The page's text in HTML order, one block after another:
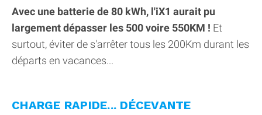
Avec une batterie de 80 kWh, l'iX1 aurait pu
largement dépasser les 500 voire 550KM ! Et
surtout, éviter de s'arrêter tous les 200Km durant les
départs en vacances...
CHARGE RAPIDE... DÉCEVANTE